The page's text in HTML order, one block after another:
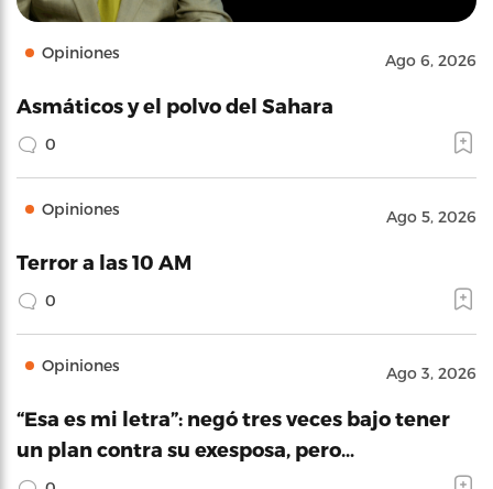
Opiniones Ago 6, 2026
Asmáticos y el polvo del Sahara
0
Opiniones Ago 5, 2026
Terror a las 10 AM
0
Opiniones Ago 3, 2026
“Esa es mi letra”: negó tres veces bajo tener
un plan contra su exesposa, pero…